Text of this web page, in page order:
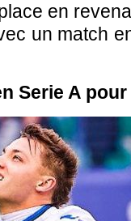
en
un match
Serie A